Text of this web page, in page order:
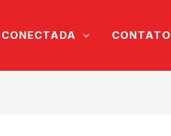
CONTATO